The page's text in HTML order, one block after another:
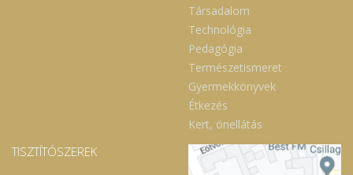
Társadalom
Technológia
Pedagógia
Természetismeret
Gyermekkönyvek
Étkezés
Kert, önellátás
TISZTÍTÓSZEREK